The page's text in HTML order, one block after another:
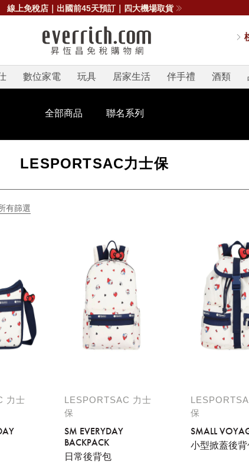
線上免稅店｜出國前45天預訂｜四大機場取貨
數位家電 玩具 居家生活 伴手禮 酒類
全部商品 聯名系列
LESPORTSAC力士保
有篩選
力士
LESPORTSAC 力士
保
SM EVERYDAY
BACKPACK
日常後背包
保
SMALL
小型掀蓋後